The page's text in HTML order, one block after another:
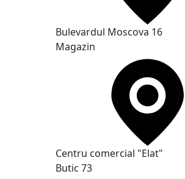
Bulevardul Moscova 16
Magazin
Сentru comercial "Elat"
Butic 73